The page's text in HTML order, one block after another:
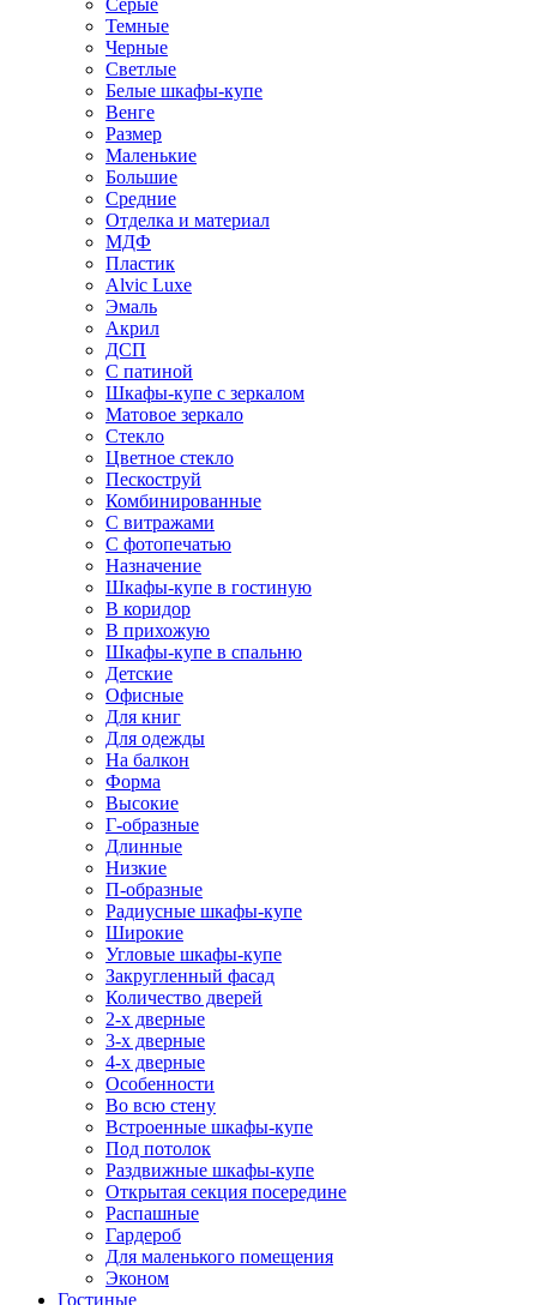
Серые
Темные
Черные
Светлые
Белые шкафы-купе
Венге
Размер
Маленькие
Большие
Средние
Отделка и материал
МДФ
Пластик
Alvic Luxe
Эмаль
Акрил
ДСП
С патиной
Шкафы-купе с зеркалом
Матовое зеркало
Стекло
Цветное стекло
Пескоструй
Комбинированные
С витражами
С фотопечатью
Назначение
Шкафы-купе в гостиную
В коридор
В прихожую
Шкафы-купе в спальню
Детские
Офисные
Для книг
Для одежды
На балкон
Форма
Высокие
Г-образные
Длинные
Низкие
П-образные
Радиусные шкафы-купе
Широкие
Угловые шкафы-купе
Закругленный фасад
Количество дверей
2-х дверные
3-х дверные
4-х дверные
Особенности
Во всю стену
Встроенные шкафы-купе
Под потолок
Раздвижные шкафы-купе
Открытая секция посередине
Распашные
Гардероб
Для маленького помещения
Эконом
Гостиные